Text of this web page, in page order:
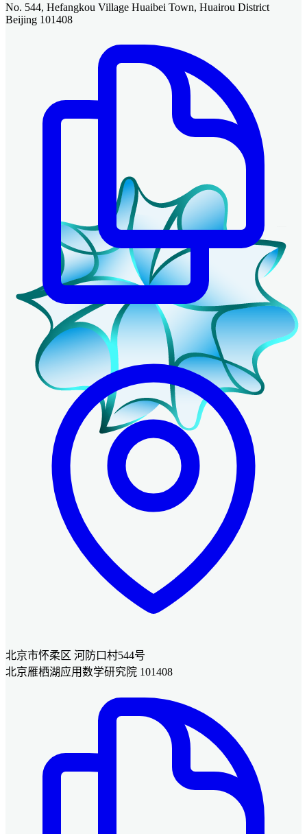
No. 544, Hefangkou Village Huaibei Town, Huairou District
Beijing 101408
北京市怀柔区 河防口村544号
北京雁栖湖应用数学研究院 101408